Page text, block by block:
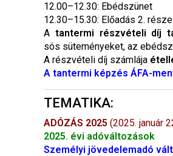
12.00–12.30: Ebédszünet
12.30–15.30: Előadás 2. része
A tantermi részvételi díj
sós süteményeket, az
A részvételi díj számlája
A tantermi képzés ÁFA-
TEMATIKA:
ADÓZÁS 2025 (2025. január
2025. évi adóváltozások
Személyi jövedelemadó